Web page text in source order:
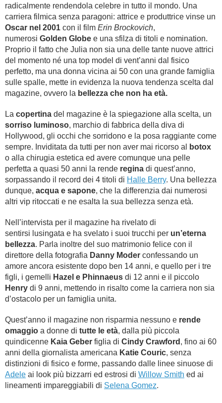
radicalmente rendendola celebre in tutto il mondo. Una
carriera filmica senza paragoni: attrice e produttrice vinse un
Oscar nel 2001 con il film Erin Brockovich,
numerosi Golden Globe e una sfilza di titoli e nomination.
Proprio il fatto che Julia non sia una delle tante nuove attrici
del momento né una top model di vent’anni dal fisico
perfetto, ma una donna vicina ai 50 con una grande famiglia
sulle spalle, mette in evidenza la nuova tendenza scelta dal
magazine, ovvero la bellezza che non ha età.
La copertina del magazine è la spiegazione alla scelta, un
sorriso luminoso, marchio di fabbrica della diva di
Hollywood, gli occhi che sorridono e la posa raggiante come
sempre. Inviditata da tutti per non aver mai ricorso al
botox
o alla chirugia estetica ed avere comunque una pelle
perfetta a quasi 50 anni la rende regina di quest’anno,
sorpassando il record dei 4 titoli di Halle Berry. Una bellezza
dunque, acqua e sapone, che la differenzia dai numerosi
altri vip ritoccati e ne esalta la sua bellezza senza età.
Nell’intervista per il magazine ha rivelato di
sentirsi lusingata e ha svelato i suoi trucchi per un’eterna
bellezza. Parla inoltre del suo matrimonio felice con il
direttore della fotografia Danny Moder confessando un
amore ancora esistente dopo ben 14 anni, e quello per i tre
figli, i gemelli Hazel e Phinnaeus di 12 anni e il piccolo
Henry di 9 anni, mettendo in risalto come la carriera non sia
d’ostacolo per un famiglia unita.
Quest’anno il magazine non risparmia nessuno e rende
omaggio a donne di tutte le età, dalla più piccola
quindicenne Kaia Geber figlia di Cindy Crawford , fino ai 60
anni della giornalista americana Katie Couric, senza
distinzioni di fisico e forme, passando dalle linee sinuose di
Adele ai look più bizzarri ed estrosi di Willow Smith ed ai
lineamenti impareggiabili di Selena Gomez.